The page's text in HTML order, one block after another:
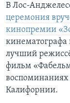
В Лос-
церемония
кинопремии
кинематографа
лучший
фильм
воспоминаниях
Калифорнии.